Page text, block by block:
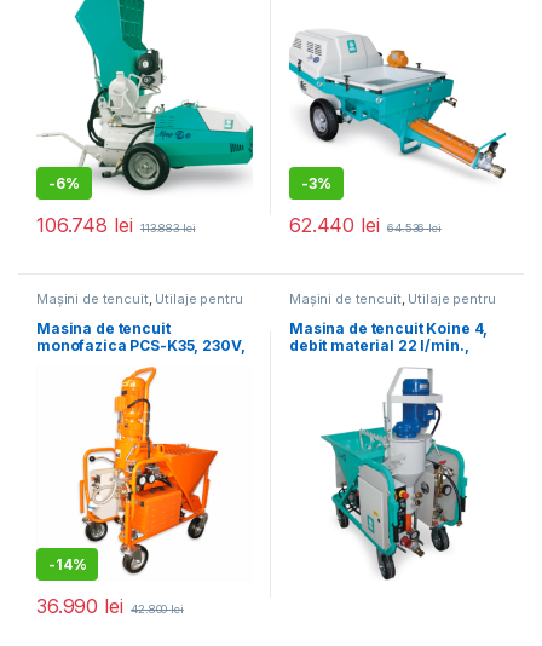
-6%
106.748 lei 113.883lei
-3%
62.440 lei 64.536lei
Mașini de tencuit, Utilaje pentru
construcții
Masina de tencuit
monofazica PCS-K35, 230V,
debit material 5-20 l /min.
-14%
36.990 lei 42.800lei
Mașini de tencuit, Utilaje pentru
construcții
Masina de tencuit Koine 4,
debit material 22 l/min.,
motor 400V, 7.75 kW,
distanta maxima de
pompare 25 m